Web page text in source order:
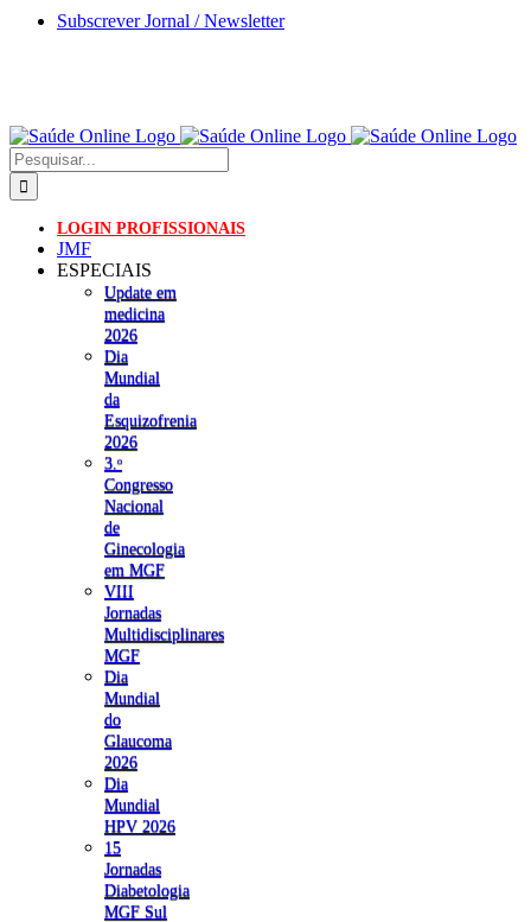
Skip
Subscrever Jornal / Newsletter
Pesquisar
LOGIN PROFISSIONAIS
JMF
ESPECIAIS
Update em
medicina
2026
Dia
Mundial
da
Esquizofrenia
2026
3.ᵒ
Congresso
Nacional
de
Ginecologia
em MGF
VIII
Jornadas
Multidisciplinares
MGF
Dia
Mundial
do
Glaucoma
2026
Dia
Mundial
HPV 2026
15
Jornadas
Diabetologia
MGF Sul